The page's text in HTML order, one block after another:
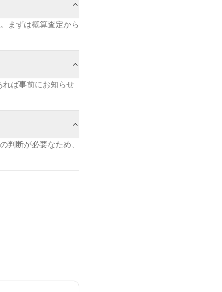
まずは概算査定から
ば事前にお知らせ
判断が必要なため、